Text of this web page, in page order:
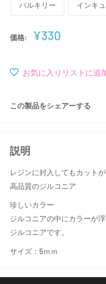
バルキリー インキ
価格:
販
格
¥330
お気に入りリストに追
この製品をシェアーする
説明
レジンに封入してもカット
高品質のジルコニア
珍しいカラー
ジルコニアの中にカラーが
ジルコニアです。
サイズ：5ｍｍ